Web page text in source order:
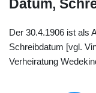
Datum,
Der 30.4.1906 ist als
Schreibdatum [vgl.
Verheiratung